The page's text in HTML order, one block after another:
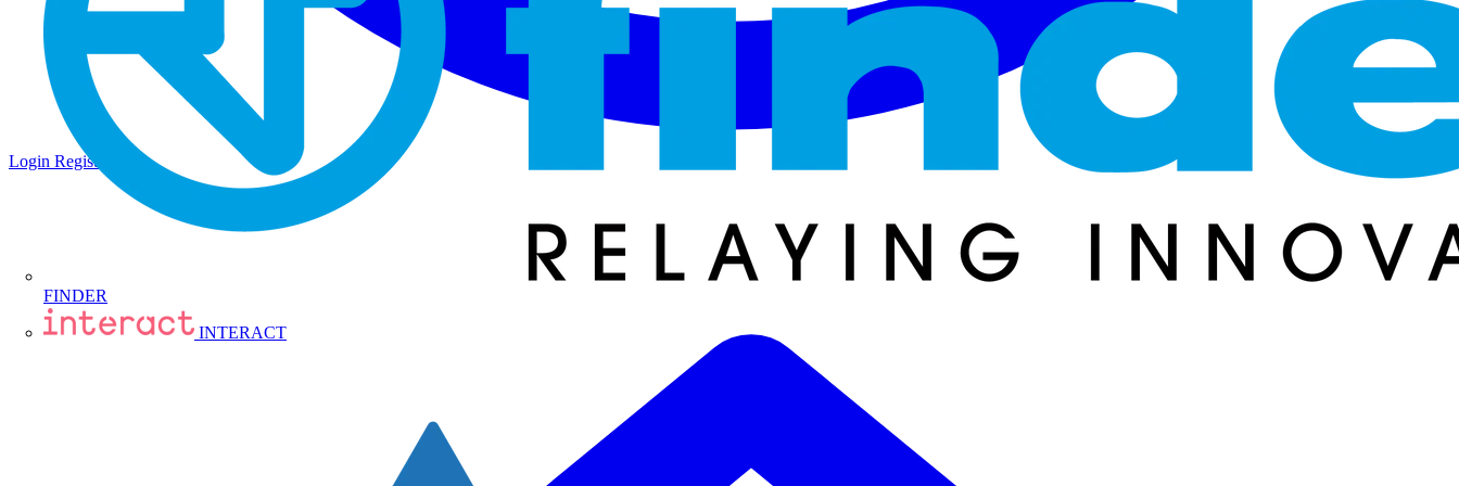
FINDER
INTERACT
Login Registrati